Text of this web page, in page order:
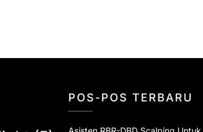
POS-POS TERBARU